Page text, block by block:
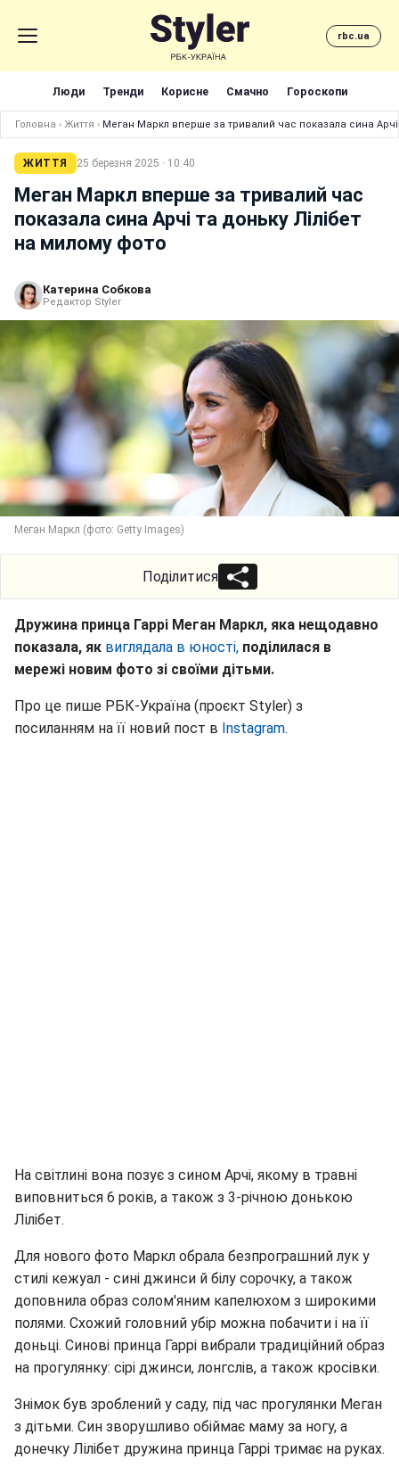
rbc.ua
Люди Тренди Корисне Смачно Гороскопи
Головна › Життя › Меган Маркл вперше за тривалий час показала сина Арчі
ЖИТТЯ 25 березня 2025 · 10:40
Меган Маркл вперше за тривалий час
показала сина Арчі та доньку Лілібет
на милому фото
Катерина Собкова
Редактор Styler
Меган Маркл (фото: Getty Images)
Поділитися
Дружина принца Гаррі Меган Маркл, яка нещодавно
показала, як виглядала в юності, поділилася в
мережі новим фото зі своїми дітьми.
Про це пише РБК-Україна (проєкт Styler) з
посиланням на її новий пост в Instagram.
На світлині вона позує з сином Арчі, якому в травні
виповниться 6 років, а також з 3-річною донькою
Лілібет.
Для нового фото Маркл обрала безпрограшний лук у
стилі кежуал - сині джинси й білу сорочку, а також
доповнила образ солом'яним капелюхом з широкими
полями. Схожий головний убір можна побачити і на її
доньці. Синові принца Гаррі вибрали традиційний образ
на прогулянку: сірі джинси, лонгслів, а також кросівки.
Знімок був зроблений у саду, під час прогулянки Меган
з дітьми. Син зворушливо обіймає маму за ногу, а
донечку Лілібет дружина принца Гаррі тримає на руках.